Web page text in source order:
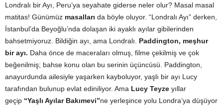
Londralı bir Ayı, Peru’ya seyahate giderse neler olur? Masal masal
matitas! Günümüz masalları da böyle oluyor. “Londralı Ayı” derken,
İstanbul’da Beyoğlu’nda dolaşan iki ayaklı ayılar gibilerinden
bahsetmiyoruz. Bildiğin ayı, ama Londralı. Paddington, meşhur
bir ayı. Daha önce de maceraları olmuş, filme çekilmiş ve çok
beğenilmiş; bahse konu olan bu serinin üçüncüsü. Paddington,
anayurdunda ailesiyle yaşarken kayboluyor, yaşlı bir ayı Lucy
tarafından bulunup evlat ediniliyor. Ama Lucy Teyze yıllar
geçip “Yaşlı Ayılar Bakımevi”ne yerleşince yolu Londra’ya düşüyor